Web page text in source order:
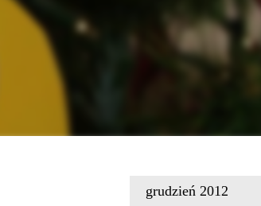
grudzień 2012